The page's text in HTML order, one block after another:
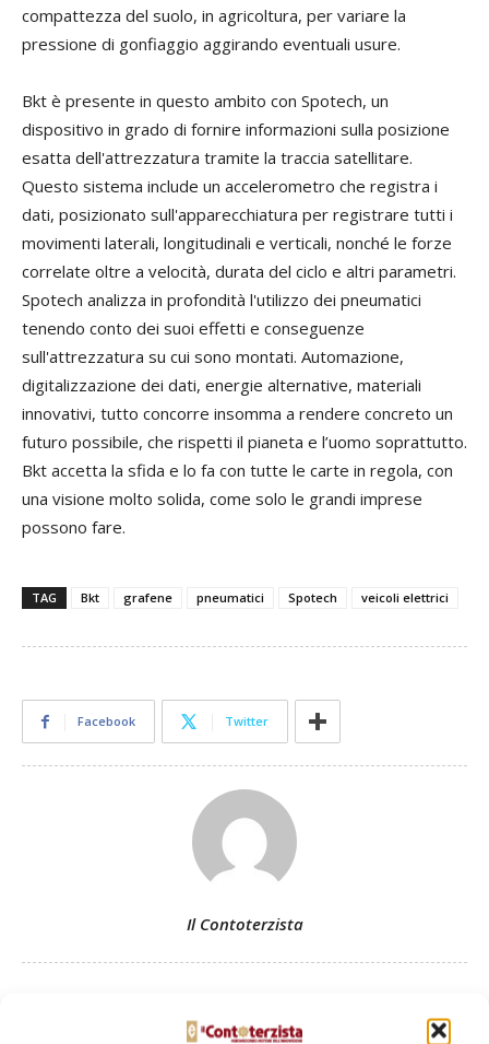
compattezza del suolo, in agricoltura, per variare la
pressione di gonfiaggio aggirando eventuali usure.
Bkt è presente in questo ambito con Spotech, un
dispositivo in grado di fornire informazioni sulla posizione
esatta dell'attrezzatura tramite la traccia satellitare.
Questo sistema include un accelerometro che registra i
dati, posizionato sull'apparecchiatura per registrare tutti i
movimenti laterali, longitudinali e verticali, nonché le forze
correlate oltre a velocità, durata del ciclo e altri parametri.
Spotech analizza in profondità l'utilizzo dei pneumatici
tenendo conto dei suoi effetti e conseguenze
sull'attrezzatura su cui sono montati. Automazione,
digitalizzazione dei dati, energie alternative, materiali
innovativi, tutto concorre insomma a rendere concreto un
futuro possibile, che rispetti il pianeta e l’uomo soprattutto.
Bkt accetta la sfida e lo fa con tutte le carte in regola, con
una visione molto solida, come solo le grandi imprese
possono fare.
TAG Bkt grafene pneumatici Spotech veicoli elettrici
Facebook Twitter
Il Contoterzista